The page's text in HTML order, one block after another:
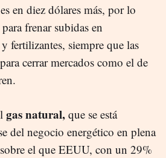
en diez dólares más, por lo
frenar subidas en
fertilizantes, siempre que las
cerrar mercados como el de
gas natural, que se está
del negocio energético en plena
el que EEUU, con un 29%